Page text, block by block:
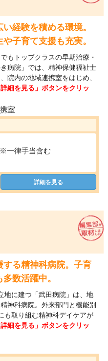
経験を積める環境。
子育て支援も充実。
もトップクラスの早期治療・
病院」では、精神保健福祉士
院内の地域連携室をはじめ、
細を見る」ボタンをクリッ
一律手当含む
詳細を見る
る精神科病院。子育
数活躍中。
地に建つ「武田病院」は、地
神科病院。外来部門と機能別
も取り組む精神科デイケアが
細を見る」ボタンをクリッ